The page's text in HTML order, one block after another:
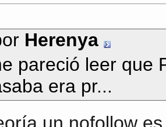
Herenya
pareció leer que
era pr...